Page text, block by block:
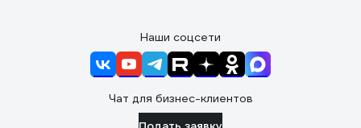
Наши соцсети
Чат для бизнес-клиентов